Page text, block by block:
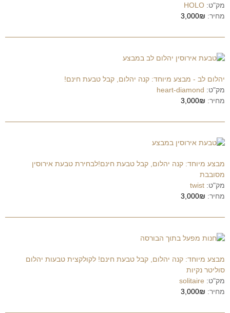
מק"ט: HOLO
מחיר: 3,000₪
יהלום לב - מבצע מיוחד: קנה יהלום, קבל טבעת חינם!
מק"ט: heart-diamond
מחיר: 3,000₪
מבצע מיוחד: קנה יהלום, קבל טבעת חינם!לבחירת טבעת אירוסין
מסובבת
מק"ט: twist
מחיר: 3,000₪
מבצע מיוחד: קנה יהלום, קבל טבעת חינם! לקולקצית טבעות יהלום
סוליטר נקיות
מק"ט: solitaire
מחיר: 3,000₪